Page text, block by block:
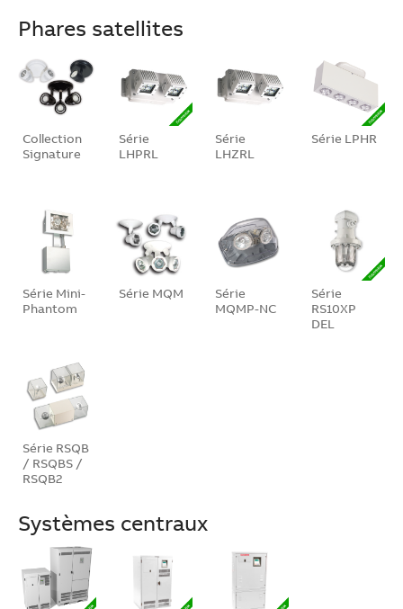
Phares satellites
Collection
Signature
Série
LHPRL
Série
LHZRL
Série LPHR
Série Mini-
Phantom
Série MQM
Série
MQMP-NC
Série
RS10XP
DEL
Série RSQB
/ RSQBS /
RSQB2
Systèmes centraux